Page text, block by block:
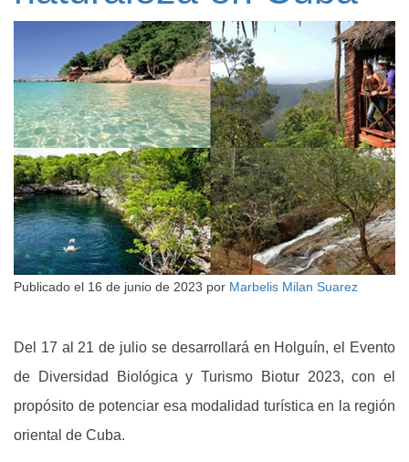
Publicado el 16 de junio de 2023 por Marbelis Milan Suarez
Del 17 al 21 de julio se desarrollará en Holguín, el Evento
de Diversidad Biológica y Turismo Biotur 2023, con el
propósito de potenciar esa modalidad turística en la región
oriental de Cuba.